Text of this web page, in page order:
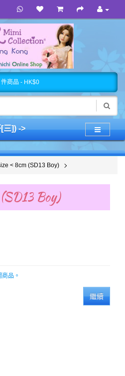
商品 - HK$0
三]) ->
< 8cm (SD13 Boy)
Boy)
品。
繼續